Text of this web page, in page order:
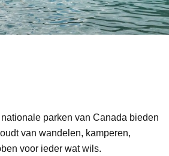
parken van Canada bieden
van wandelen, kamperen,
voor ieder wat wils.